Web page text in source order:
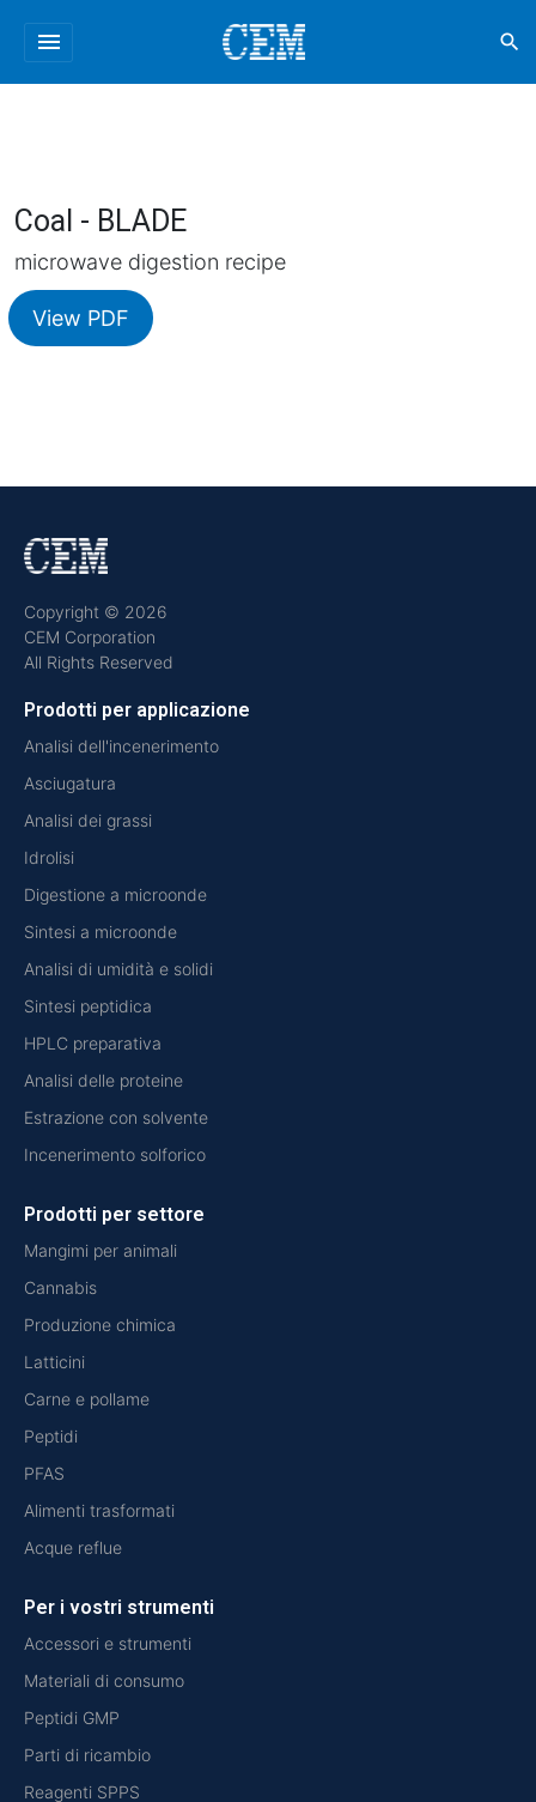
menu search
Coal - BLADE
microwave digestion recipe
View PDF
Copyright © 2026
CEM Corporation
All Rights Reserved
Prodotti per applicazione
Analisi dell'incenerimento
Asciugatura
Analisi dei grassi
Idrolisi
Digestione a microonde
Sintesi a microonde
Analisi di umidità e solidi
Sintesi peptidica
HPLC preparativa
Analisi delle proteine
Estrazione con solvente
Incenerimento solforico
Prodotti per settore
Mangimi per animali
Cannabis
Produzione chimica
Latticini
Carne e pollame
Peptidi
PFAS
Alimenti trasformati
Acque reflue
Per i vostri strumenti
Accessori e strumenti
Materiali di consumo
Peptidi GMP
Parti di ricambio
Reagenti SPPS